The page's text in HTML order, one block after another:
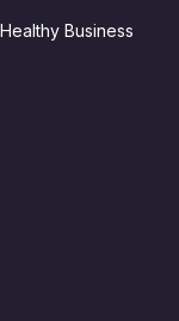
Business